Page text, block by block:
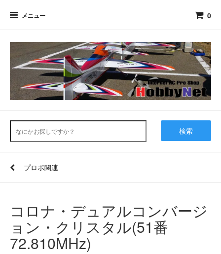
メニュー 0
検索
プロポ関連
コロナ・デュアルコンバージ
ョン・クリスタル(51番
72.810MHz)